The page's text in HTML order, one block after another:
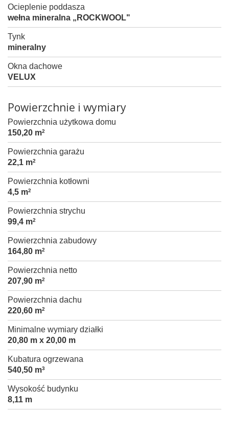
Ocieplenie poddasza
wełna mineralna „ROCKWOOL"
Tynk
mineralny
Okna dachowe
VELUX
Powierzchnie i wymiary
Powierzchnia użytkowa domu
150,20 m2
Powierzchnia garażu
22,1 m2
Powierzchnia kotłowni
4,5 m2
Powierzchnia strychu
99,4 m2
Powierzchnia zabudowy
164,80 m2
Powierzchnia netto
207,90 m2
Powierzchnia dachu
220,60 m2
Minimalne wymiary działki
20,80 m x 20,00 m
Kubatura ogrzewana
540,50 m3
Wysokość budynku
8,11 m